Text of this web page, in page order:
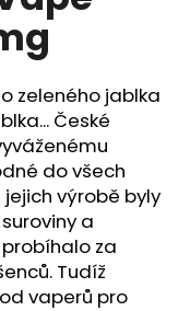
zeleného jablka
České
do všech
výrobě byly
a
za
Tudíž
vaperů pro